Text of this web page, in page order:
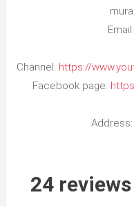
Channel: https://
Facebook page:
24